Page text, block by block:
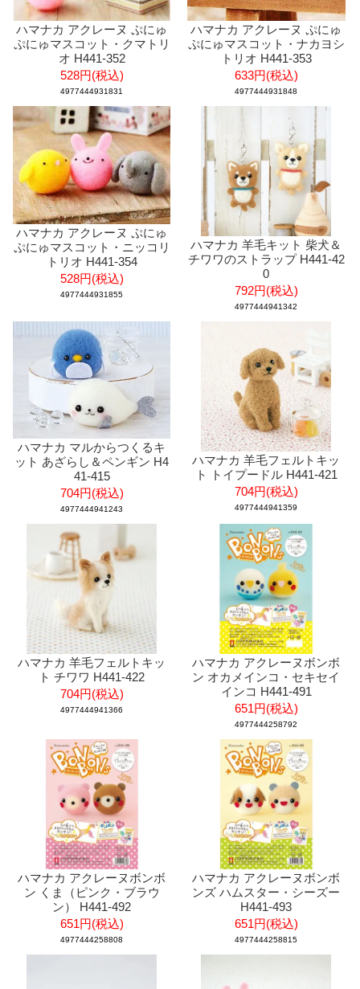
ハマナカ アクレーヌ ぷにゅ
ぷにゅマスコット・クマトリ
オ H441-352
528円(税込)
4977444931831
ハマナカ アクレーヌ ぷにゅ
ぷにゅマスコット・ナカヨシ
トリオ H441-353
633円(税込)
4977444931848
ハマナカ アクレーヌ ぷにゅ
ぷにゅマスコット・ニッコリ
トリオ H441-354
528円(税込)
4977444931855
ハマナカ 羊毛キット 柴犬＆
チワワのストラップ H441-42
0
792円(税込)
4977444941342
ハマナカ マルからつくるキ
ット あざらし＆ペンギン H4
41-415
704円(税込)
4977444941243
ハマナカ 羊毛フェルトキッ
ト トイプードル H441-421
704円(税込)
4977444941359
ハマナカ 羊毛フェルトキッ
ト チワワ H441-422
704円(税込)
4977444941366
ハマナカ アクレーヌボンボ
ン オカメインコ・セキセイ
インコ H441-491
651円(税込)
4977444258792
ハマナカ アクレーヌボンボ
ン くま（ピンク・ブラウ
ン） H441-492
651円(税込)
4977444258808
ハマナカ アクレーヌボンボ
ンズ ハムスター・シーズー
H441-493
651円(税込)
4977444258815